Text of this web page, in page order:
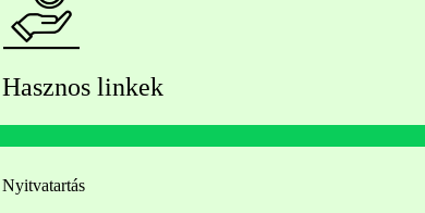
Hasznos linkek
Nyitvatartás